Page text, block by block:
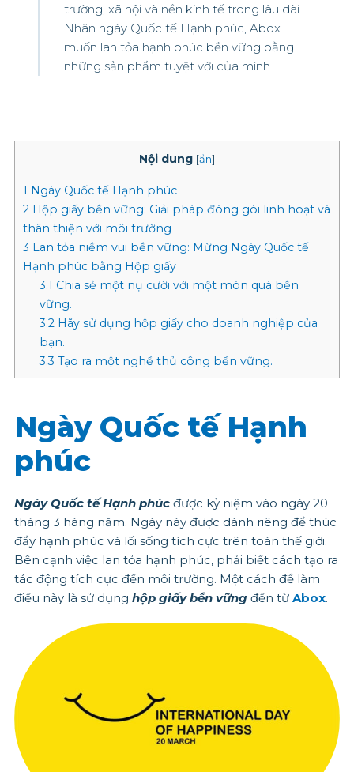
trường, xã hội và nền kinh tế trong lâu dài.
Nhân ngày Quốc tế Hạnh phúc, Abox
muốn lan tỏa hạnh phúc bền vững bằng
những sản phẩm tuyệt vời của mình.
Nội dung [ẩn]
1 Ngày Quốc tế Hạnh phúc
2 Hộp giấy bền vững: Giải pháp đóng gói linh hoạt và
thân thiện với môi trường
3 Lan tỏa niềm vui bền vững: Mừng Ngày Quốc tế
Hạnh phúc bằng Hộp giấy
3.1 Chia sẻ một nụ cười với một món quà bền
vững.
3.2 Hãy sử dụng hộp giấy cho doanh nghiệp của
bạn.
3.3 Tạo ra một nghề thủ công bền vững.
Ngày Quốc tế Hạnh
phúc
Ngày Quốc tế Hạnh phúcđược kỷ niệm vào ngày 20
tháng 3 hàng năm. Ngày này được dành riêng để thúc
đẩy hạnh phúc và lối sống tích cực trên toàn thế giới.
Bên cạnh việc lan tỏa hạnh phúc, phải biết cách tạo ra
tác động tích cực đến môi trường. Một cách để làm
điều này là sử dụng hộp giấy bền vữngđến từ Abox.